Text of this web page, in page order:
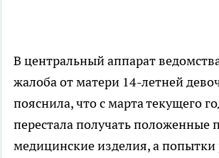
В центральный аппарат
жалоба от матери 14-летней
пояснила, что с марта текущего
перестала получать положенные
медицинские изделия, а